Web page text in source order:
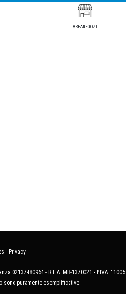
AREANEGOZI
- Privacy
02137480964 - R.E.A. MB-1370021 - P.IVA.
sono puramente esemplificative.